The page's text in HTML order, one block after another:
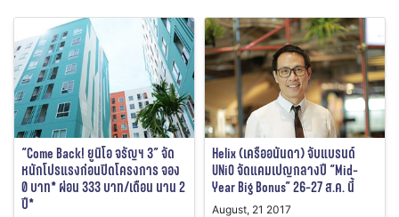
“Come Back! ยูนิโอ จรัญฯ 3” จัด
หนักโปรแรงก่อนปิดโครงการ จอง
0 บาท* ผ่อน 333 บาท/เดือน นาน 2
ปี*
Helix (เครืออนันดา) จับแบรนด์
UNiO จัดแคมเปญกลางปี “Mid-
Year Big Bonus” 26-27 ส.ค. นี้
August, 21 2017